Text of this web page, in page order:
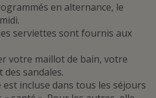
en alternance, le
serviettes sont fournis aux
votre maillot de bain, votre
sandales.
est incluse dans tous les séjours